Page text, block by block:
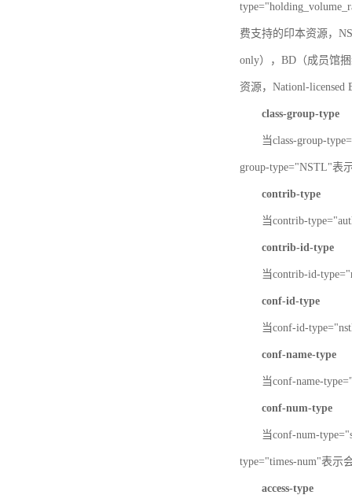
费支持的印本资源，
only），BD（成员馆
资源，Nationl-licensed
class-group-type
当class-group-
group-type="NSTL"表
contrib-type
当contrib-
contrib-id-type
当contrib-id-
conf-id-type
当conf-id-
conf-name-type
当conf-name-
conf-num-type
当conf-num-
type="times-num"表示
access-type